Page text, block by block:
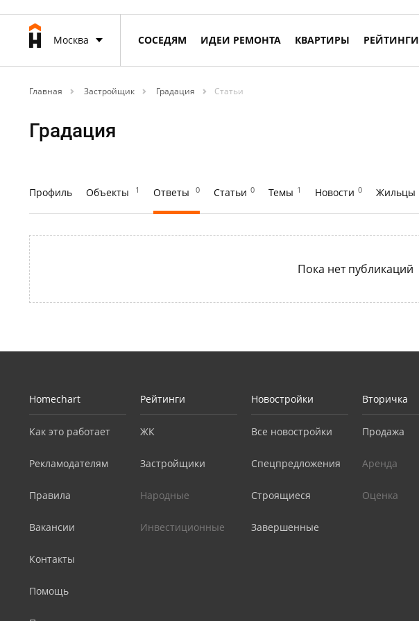
Москва СОСЕДЯМ ИДЕИ РЕМОНТА КВАРТИРЫ РЕЙТИНГИ
Главная Застройщик Градация Статьи
Градация
Профиль Объекты 1 Ответы 0 Статьи 0 Темы 1 Новости 0 Жильцы
Пока нет публикаций
Homechart
Как это работает
Рекламодателям
Правила
Вакансии
Контакты
Помощь
Рейтинги
ЖК
Застройщики
Народные
Инвестиционные
Новостройки
Все новостройки
Спецпредложения
Строящиеся
Завершенные
Вторичка
Продажа
Аренда
Оценка